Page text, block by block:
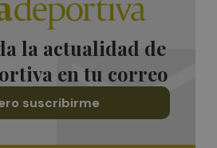
la actualidad de
en tu correo
suscribirme